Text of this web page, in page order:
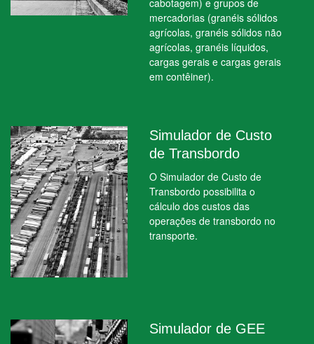
cabotagem) e grupos de
mercadorias (granéis sólidos
agrícolas, granéis sólidos não
agrícolas, granéis líquidos,
cargas gerais e cargas gerais
em contêiner).
Simulador de Custo
de Transbordo
O Simulador de Custo de
Transbordo possibilita o
cálculo dos custos das
operações de transbordo no
transporte.
Simulador de GEE